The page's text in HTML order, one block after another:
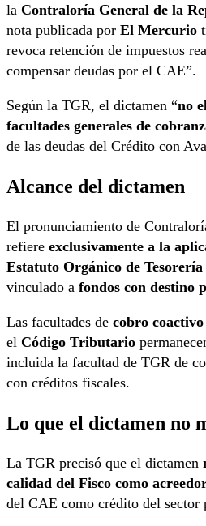
la Contraloría General de la
nota publicada por El Mercurio
revoca retención de impuestos
compensar deudas por el CAE”.
Según la TGR, el dictamen “no
facultades generales de
de las deudas del Crédito con
Alcance del dictamen
El pronunciamiento de
refiere exclusivamente a la
Estatuto Orgánico de Tesorería
vinculado a fondos con destino
Las facultades de cobro coactivo
el Código Tributario
incluida la facultad de TGR de
con créditos fiscales.
Lo que el dictamen no
La TGR precisó que el dictamen
calidad del Fisco como
del CAE como crédito del sector